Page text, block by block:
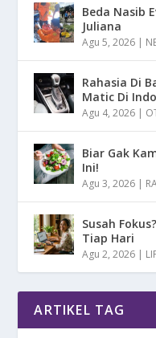
Beda Nasib
Juliana
Agu 5, 2026 |
Rahasia Di
Matic Di
Agu 4, 2026 |
Biar Gak
Ini!
Agu 3, 2026 |
Susah
Tiap Hari
Agu 2, 2026 |
ARTIKEL TAG